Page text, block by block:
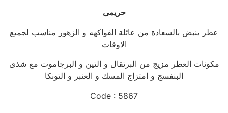
حريمى
عطر ينبض بالسعادة من عائلة الفواكهه و الزهور مناسب لجميع
الاوقات
مكونات العطر مزيج من البرتقال و التين و البرجاموت مع شذى
البنفسج و امتزاج المسك و العنبر و التونكا
Code : 5867